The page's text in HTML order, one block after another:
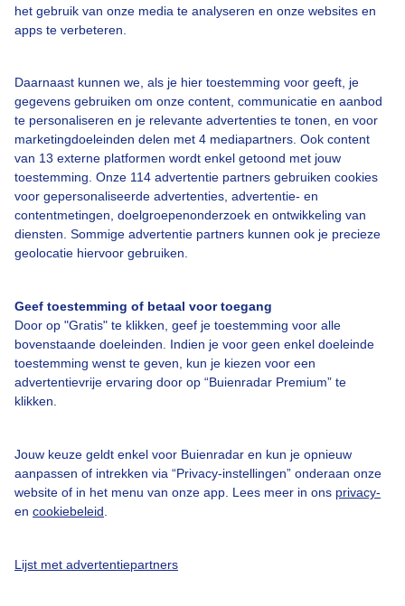
het gebruik van onze media te analyseren en onze websites en
apps te verbeteren.
Daarnaast kunnen we, als je hier toestemming voor geeft, je
gegevens gebruiken om onze content, communicatie en aanbod
te personaliseren en je relevante advertenties te tonen, en voor
marketingdoeleinden delen met 4 mediapartners. Ook content
van 13 externe platformen wordt enkel getoond met jouw
toestemming. Onze 114 advertentie partners gebruiken cookies
voor gepersonaliseerde advertenties, advertentie- en
contentmetingen, doelgroepenonderzoek en ontwikkeling van
diensten. Sommige advertentie partners kunnen ook je precieze
geolocatie hiervoor gebruiken.
Geef toestemming of betaal voor toegang
Door op "Gratis" te klikken, geef je toestemming voor alle
bovenstaande doeleinden. Indien je voor geen enkel doeleinde
toestemming wenst te geven, kun je kiezen voor een
advertentievrije ervaring door op “Buienradar Premium” te
klikken.
Jouw keuze geldt enkel voor Buienradar en kun je opnieuw
aanpassen of intrekken via “Privacy-instellingen” onderaan onze
website of in het menu van onze app. Lees meer in ons privacy-
en cookiebeleid
Lijst met advertentiepartners
Over Buienradar
Bedrijfsgegevens
Contact
Toegankelijkheid
Gebruikersvoorwaarden
Adverteren
Privacy beleid
Cookie beleid